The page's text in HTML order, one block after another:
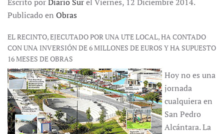
Publicado en Obras
EL RECINTO, EJECUTADO POR UNA UTE LOCAL, HA CONTADO
CON UNA INVERSIÓN DE 6 MILLONES DE EUROS Y HA SUPUESTO
16 MESES DE OBRAS
Hoy no es una
jornada
cualquiera en
San Pedro
Alcántara. La